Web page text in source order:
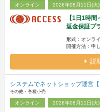
オンライン 2026年08月11日(火)
【1日1時
返金保証プ
形式：オンラ
開催方法：申
説
システムでネットショップ運営【
その他・各種小売
オンライン 2026年08月11日(火)